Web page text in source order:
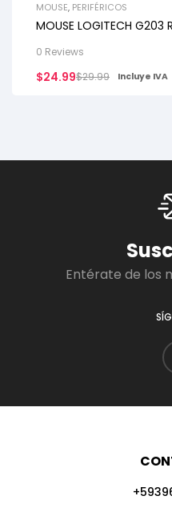
MOUSE, PERIFÉRICOS
MOUSE LOGITECH G203
0 Reviews
$29.99
$24.99 Incluye IVA
Entérate de los